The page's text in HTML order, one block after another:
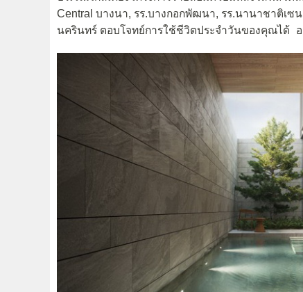
Central บางนา, รร.บางกอกพัฒนา, รร.นานาชาติเซ
นครินทร์ ตอบโจทย์การใช้ชีวิตประจำวันของคุณได้